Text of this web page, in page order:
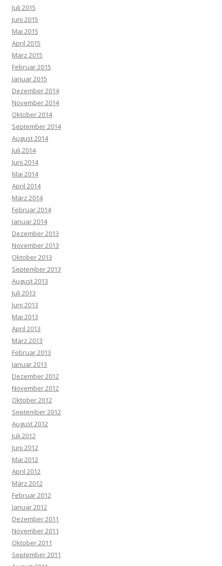
Juli 2015
Juni 2015
Mai 2015
April 2015
März 2015
Februar 2015
Januar 2015
Dezember 2014
November 2014
Oktober 2014
September 2014
August 2014
Juli 2014
Juni 2014
Mai 2014
April 2014
März 2014
Februar 2014
Januar 2014
Dezember 2013
November 2013
Oktober 2013
September 2013
August 2013
Juli 2013
Juni 2013
Mai 2013
April 2013
März 2013
Februar 2013
Januar 2013
Dezember 2012
November 2012
Oktober 2012
September 2012
August 2012
Juli 2012
Juni 2012
Mai 2012
April 2012
März 2012
Februar 2012
Januar 2012
Dezember 2011
November 2011
Oktober 2011
September 2011